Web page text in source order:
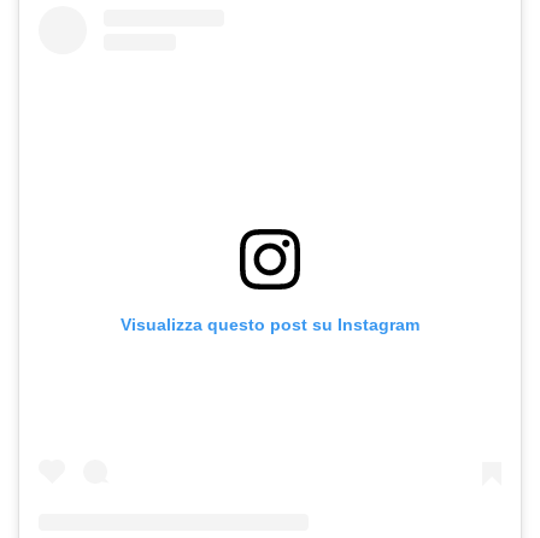
Visualizza questo post su Instagram